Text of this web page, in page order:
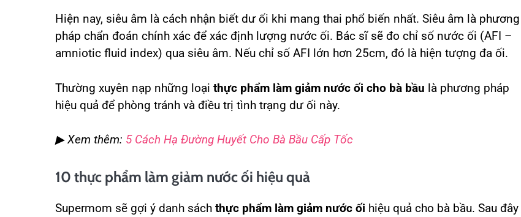
Hiện nay, siêu âm là cách nhận biết dư ối khi mang thai phổ biến nhất. Siêu âm là phương
pháp chẩn đoán chính xác để xác định lượng nước ối. Bác sĩ sẽ đo chỉ số nước ối (AFI –
amniotic fluid index) qua siêu âm. Nếu chỉ số AFI lớn hơn 25cm, đó là hiện tượng đa ối.
Thường xuyên nạp những loại thực phẩm làm giảm nước ối cho bà bầu là phương pháp
hiệu quả để phòng tránh và điều trị tình trạng dư ối này.
▶ Xem thêm: 5 Cách Hạ Đường Huyết Cho Bà Bầu Cấp Tốc
10 thực phẩm làm giảm nước ối hiệu quả
Supermom sẽ gợi ý danh sách thực phẩm làm giảm nước ối hiệu quả cho bà bầu. Sau đây